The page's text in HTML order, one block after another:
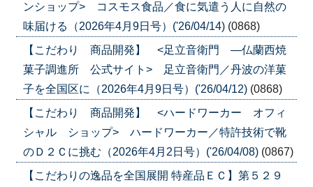
ンショップ> コスモス食品／食に気遣う人に自然の
味届ける（2026年4月9日号）('26/04/14) (0868)
【こだわり 商品開発】 <足立音衛門 ―仏蘭西焼
菓子調進所 公式サイト> 足立音衛門／丹波の洋菓
子を全国区に（2026年4月9日号）('26/04/12) (0868)
【こだわり 商品開発】 <ハードワーカー オフィ
シャル ショップ> ハードワーカー／特許技術で靴
のＤ２Ｃに挑む（2026年4月2日号）('26/04/08) (0867)
【こだわりの逸品を全国展開 特産品ＥＣ】第５２９